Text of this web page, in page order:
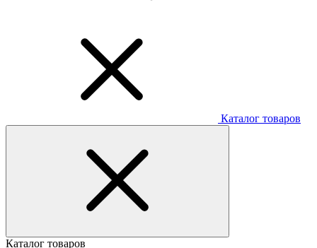
Каталог товаров
Каталог товаров